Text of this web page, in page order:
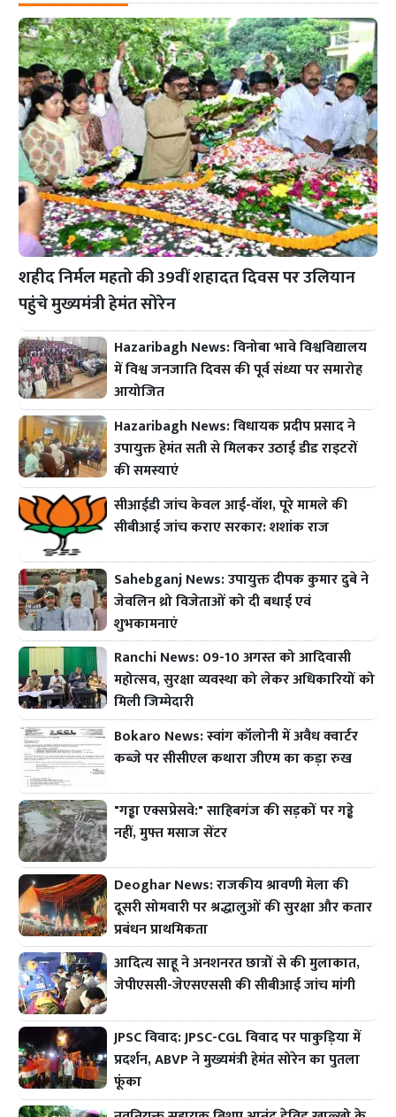
शहीद निर्मल महतो की 39वीं शहादत दिवस पर उलियान
पहुंचे मुख्यमंत्री हेमंत सोरेन
Hazaribagh News: विनोबा भावे विश्वविद्यालय
में विश्व जनजाति दिवस की पूर्व संध्या पर समारोह
आयोजित
Hazaribagh News: विधायक प्रदीप प्रसाद ने
उपायुक्त हेमंत सती से मिलकर उठाई डीड राइटरों
की समस्याएं
सीआईडी जांच केवल आई-वॉश, पूरे मामले की
सीबीआई जांच कराए सरकार: शशांक राज
Sahebganj News: उपायुक्त दीपक कुमार दुबे ने
जेवलिन थ्रो विजेताओं को दी बधाई एवं
शुभकामनाएं
Ranchi News: 09-10 अगस्त को आदिवासी
महोत्सव, सुरक्षा व्यवस्था को लेकर अधिकारियों को
मिली जिम्मेदारी
Bokaro News: स्वांग कॉलोनी में अवैध क्वार्टर
कब्जे पर सीसीएल कथारा जीएम का कड़ा रुख
"गड्ढा एक्सप्रेसवे:" साहिबगंज की सड़कों पर गड्ढे
नहीं, मुफ्त मसाज सेंटर
Deoghar News: राजकीय श्रावणी मेला की
दूसरी सोमवारी पर श्रद्धालुओं की सुरक्षा और कतार
प्रबंधन प्राथमिकता
आदित्य साहू ने अनशनरत छात्रों से की मुलाकात,
जेपीएससी-जेएसएससी की सीबीआई जांच मांगी
JPSC विवाद: JPSC-CGL विवाद पर पाकुड़िया में
प्रदर्शन, ABVP ने मुख्यमंत्री हेमंत सोरेन का पुतला
फूंका